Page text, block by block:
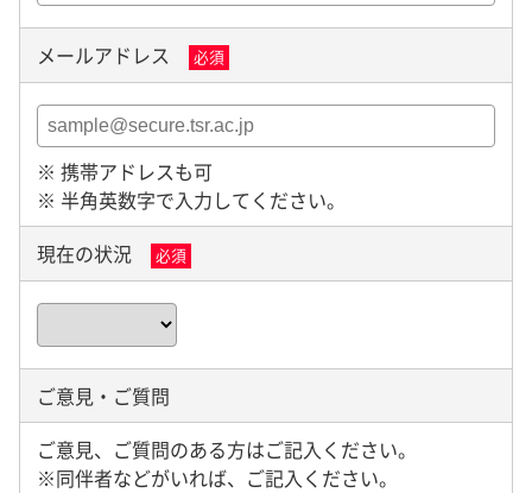
メールアドレス 必須
※ 携帯アドレスも可
※ 半角英数字で入力してください。
現在の状況
必須
ご意見・ご質問
ご意見、ご質問のある方はご記入ください。
※同伴者などがいれば、ご記入ください。